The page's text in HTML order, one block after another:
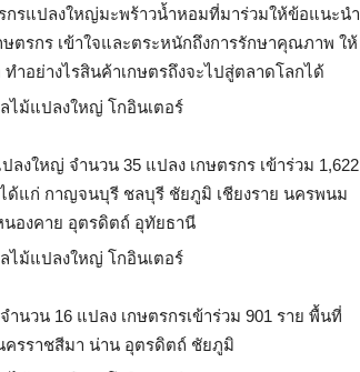
กรแปลงใหญ่มะพร้าวน้ำหอมที่มาร่วมให้ข้อแนะนำ
ษตรกร เข้าใจและตระหนักถึงการรักษาคุณภาพ ให้
ำอย่างไรสินค้าเกษตรถึงจะไปสู่ตลาดโลกได้
ลงใหญ่ จำนวน 35 แปลง เกษตรกร เข้าร่วม 1,622
ด้แก่ กาญจนบุรี ชลบุรี ชัยภูมิ เชียงราย นครพนม
นองคาย อุตรดิตถ์ อุทัยธานี
นวน 16 แปลง เกษตรกรเข้าร่วม 901 ราย พื้นที่
ครราชสีมา น่าน อุตรดิตถ์ ชัยภูมิ